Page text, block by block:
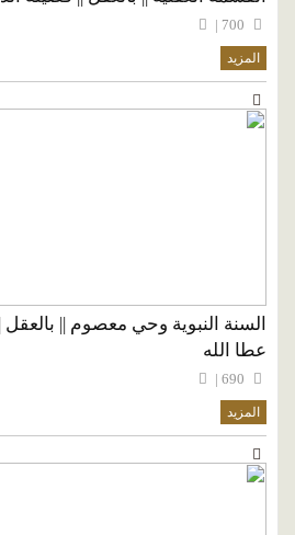
المزيد
السنة النبوية وحي معصوم || بالعقل
عطا الله
المزيد